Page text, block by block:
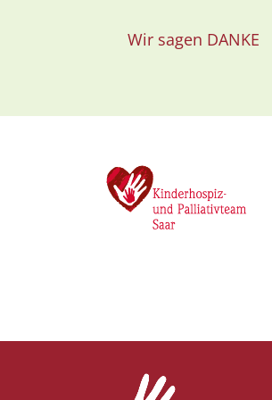
Wir sagen DANKE